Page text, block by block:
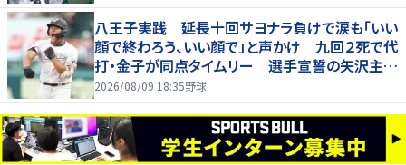
八王子実践 延長十回サヨナラ負けで涙も「いい
顔で終わろう、いい顔で」と声かけ 九回２死で代
打・金子が同点タイムリー 選手宣誓の矢沢主将
は大号泣
2026/08/09 18:35野球